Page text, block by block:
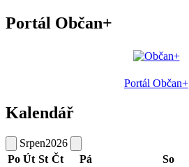
Portál Občan+
Portál Občan+
Kalendář
Srpen2026
Po Út St Čt Pá So